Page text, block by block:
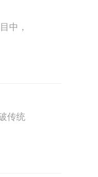
中，
传统